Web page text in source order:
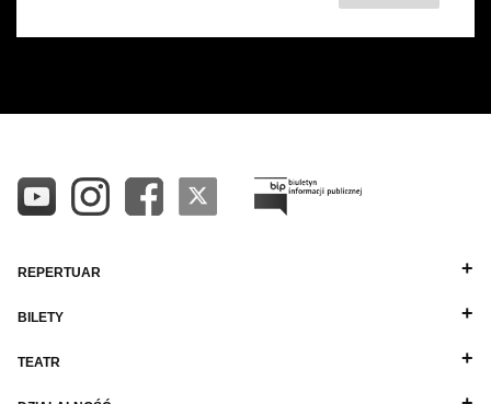
REPERTUAR
BILETY
TEATR